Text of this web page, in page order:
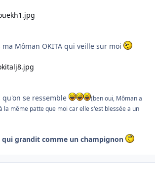
Môman OKITA qui veille sur moi
qu'on se ressemble
(ben oui, Môman a
la même patte que moi car elle s'est blessée a un
grandit comme un champignon